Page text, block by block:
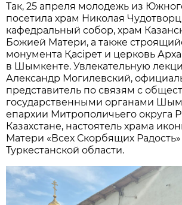
Так, 25 апреля молодежь из
посетила храм Николая
кафедральный собор, храм
Божией Матери, а также
монумента Қасірет и церковь
в Шымкенте. Увлекательную
Александр Могилевский,
представитель по связям с
государственными органами
епархии Митрополичьего округа
Казахстане, настоятель храма
Матери «Всех Скорбящих Радость»
Туркестанской области.